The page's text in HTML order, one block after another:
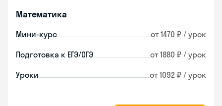
Математика
Мини-курс от 1470 ₽ / урок
Подготовка к ЕГЭ/ОГЭ от 1880 ₽ / урок
Уроки от 1092 ₽ / урок